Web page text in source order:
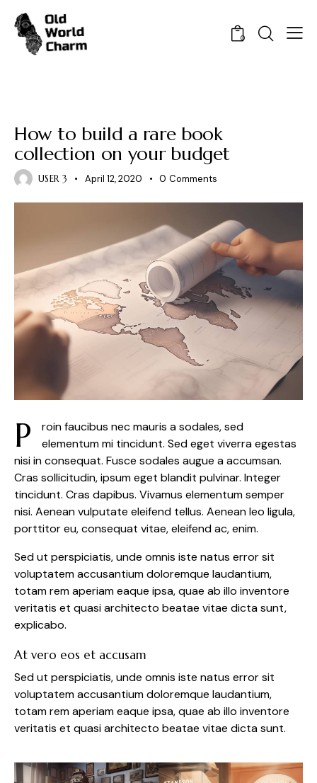
0
How to build a rare book
collection on your budget
USER 3 April 12, 2020 0 Comments
P
roin faucibus nec mauris a sodales, sed
elementum mi tincidunt. Sed eget viverra egestas
nisi in consequat. Fusce sodales augue a accumsan.
Cras sollicitudin, ipsum eget blandit pulvinar. Integer
tincidunt. Cras dapibus. Vivamus elementum semper
nisi. Aenean vulputate eleifend tellus. Aenean leo ligula,
porttitor eu, consequat vitae, eleifend ac, enim.
Sed ut perspiciatis, unde omnis iste natus error sit
voluptatem accusantium doloremque laudantium,
totam rem aperiam eaque ipsa, quae ab illo inventore
veritatis et quasi architecto beatae vitae dicta sunt,
explicabo.
At vero eos et accusam
Sed ut perspiciatis, unde omnis iste natus error sit
voluptatem accusantium doloremque laudantium,
totam rem aperiam eaque ipsa, quae ab illo inventore
veritatis et quasi architecto beatae vitae dicta sunt.